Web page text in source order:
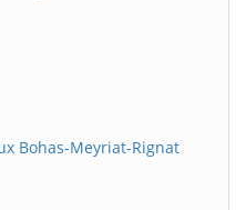
Bohas-Meyriat-Rignat